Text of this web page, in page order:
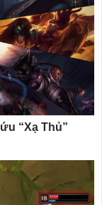
“Xạ Thủ”